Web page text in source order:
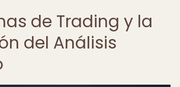
de Trading y la
del Análisis